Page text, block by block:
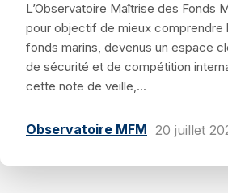
L’Observatoire Maîtrise des Fonds
pour objectif de mieux comprendre
fonds marins, devenus un espace
de sécurité et de compétition
cette note de veille,...
Observatoire MFM 20 juillet